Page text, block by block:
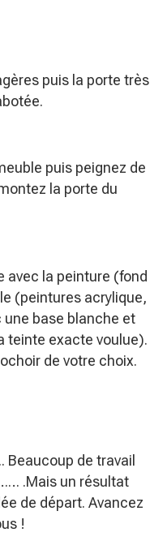
puis la porte très
puis peignez de
la porte du
avec la peinture (fond
(peintures acrylique,
base blanche et
teinte exacte voulue).
de votre choix.
de travail
.Mais un résultat
de départ. Avancez
!